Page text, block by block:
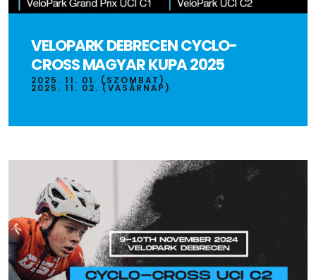
VELOPARK DEBRECEN CYCLO-
CROSS MAGYAR KUPA 2025
2025. 11. 01. (SZOMBAT)
2025. 11. 02. (VASÁRNAP)